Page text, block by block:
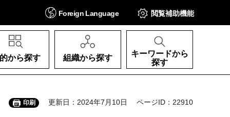
Foreign Language 閲覧補助機能
から探す 組織から探す
キーワードから
探す
印刷 更新日：2024年7月10日 ページID：22910